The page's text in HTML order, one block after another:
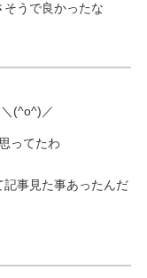
うで良かったな
(^o^)／
ってたわ
事見た事あったんだ